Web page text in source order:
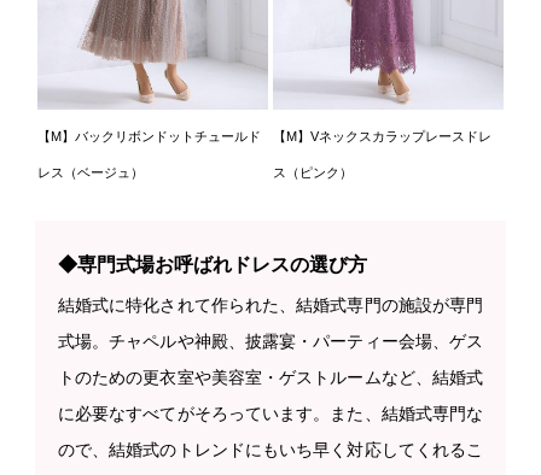
【M】バックリボンドットチュールド
レス（ベージュ）
【M】Vネックスカラップレースドレ
ス（ピンク）
◆専門式場お呼ばれドレスの選び方
結婚式に特化されて作られた、結婚式専門の施設が専門
式場。チャペルや神殿、披露宴・パーティー会場、ゲス
トのための更衣室や美容室・ゲストルームなど、結婚式
に必要なすべてがそろっています。また、結婚式専門な
ので、結婚式のトレンドにもいち早く対応してくれるこ